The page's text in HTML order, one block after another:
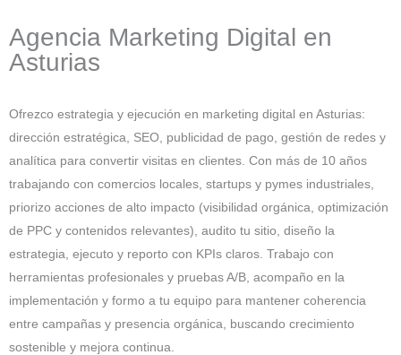
Agencia Marketing Digital en
Asturias
Ofrezco estrategia y ejecución en marketing digital en Asturias:
dirección estratégica, SEO, publicidad de pago, gestión de redes y
analítica para convertir visitas en clientes. Con más de 10 años
trabajando con comercios locales, startups y pymes industriales,
priorizo acciones de alto impacto (visibilidad orgánica, optimización
de PPC y contenidos relevantes), audito tu sitio, diseño la
estrategia, ejecuto y reporto con KPIs claros. Trabajo con
herramientas profesionales y pruebas A/B, acompaño en la
implementación y formo a tu equipo para mantener coherencia
entre campañas y presencia orgánica, buscando crecimiento
sostenible y mejora continua.